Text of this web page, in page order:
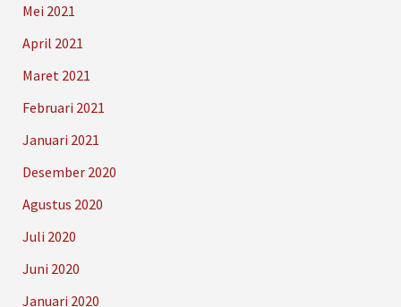
Mei 2021
April 2021
Maret 2021
Februari 2021
Januari 2021
Desember 2020
Agustus 2020
Juli 2020
Juni 2020
Januari 2020